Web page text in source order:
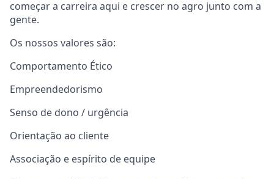
começar a carreira aqui e crescer no agro junto com a
gente.
Os nossos valores são:
Comportamento Ético
Empreendedorismo
Senso de dono / urgência
Orientação ao cliente
Associação e espírito de equipe